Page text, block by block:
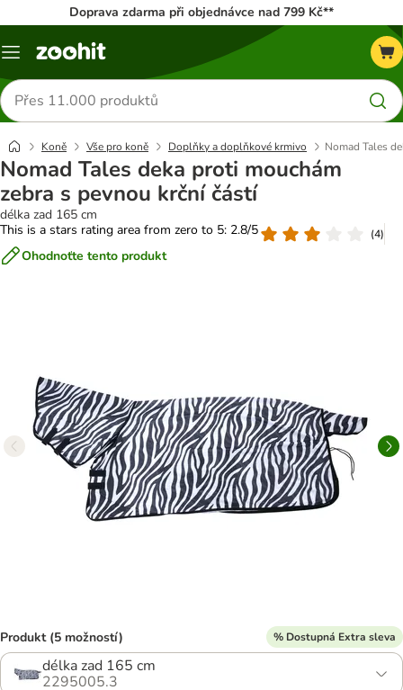
Doprava zdarma při objednávce nad 799 Kč**
Menu
Hledat
produkty
Koně Vše pro koně Doplňky a doplňkové krmivo Nomad Tales
Nomad Tales deka proti mouchám
zebra s pevnou krční částí
délka zad 165 cm
This is a stars rating area from zero to 5: 2.8/5
(4)
Ohodnoťte tento produkt
Produkt (5 možností) % Dostupná Extra sleva
délka zad 165 cm
2295005.3